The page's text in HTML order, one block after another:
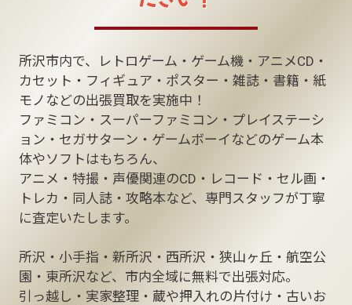
所沢市内で、レトロゲーム・ゲーム機・アニメCD・
カセット・フィギュア・ポスター・雑誌・書籍・紙
モノなどの出張買取を実施中！
ファミコン・スーパーファミコン・プレイステーシ
ョン・セガサターン・ゲームボーイなどのゲーム本
体やソフトはもちろん、
アニメ・特撮・声優関連のCD・レコード・セル画・
トレカ・同人誌・攻略本など、専門スタッフが丁寧
に査定いたします。
所沢・小手指・新所沢・西所沢・狭山ヶ丘・航空公
園・東所沢など、市内全域に無料で出張対応。
引っ越し・実家整理・蔵や押入れの片付け・古いお